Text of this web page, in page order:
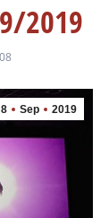
2019
08
8 Sep 2019